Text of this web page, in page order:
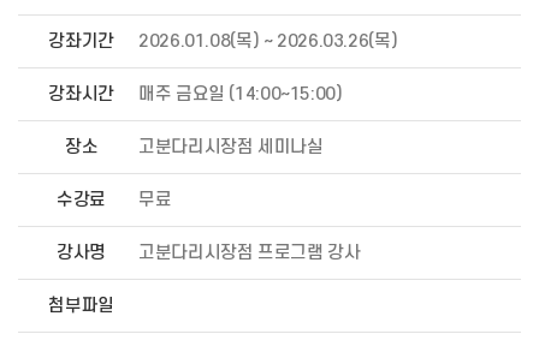
강좌기간 2026.01.08(목) ~ 2026.03.26(목)
강좌시간 매주 금요일 (14:00~15:00)
장소 고분다리시장점 세미나실
수강료 무료
강사명 고분다리시장점 프로그램 강사
첨부파일